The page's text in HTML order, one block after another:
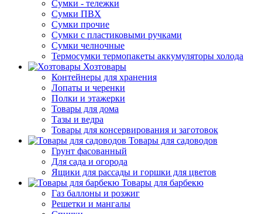
Сумки - тележки
Сумки ПВХ
Сумки прочие
Сумки с пластиковыми ручками
Сумки челночные
Термосумки термопакеты аккумуляторы холода
Хозтовары
Контейнеры для хранения
Лопаты и черенки
Полки и этажерки
Товары для дома
Тазы и ведра
Товары для консервирования и заготовок
Товары для садоводов
Грунт фасованный
Для сада и огорода
Ящики для рассады и горшки для цветов
Товары для барбекю
Газ баллоны и розжиг
Решетки и мангалы